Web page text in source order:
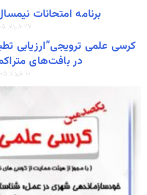
برنامه امتحانات نیمسال دوم
۲۷ خرداد ۱۴۰۵
کرسی علمی
در بافت‌های
۱۰ خرداد ۱۴۰۵